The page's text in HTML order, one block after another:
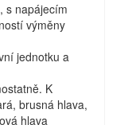
s napájecím
výměny
jednotku a
K
brusná hlava,
hlava